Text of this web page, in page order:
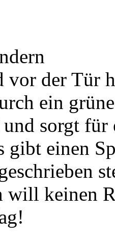
vor der Tür
ein
sorgt für
gibt einen
will keinen